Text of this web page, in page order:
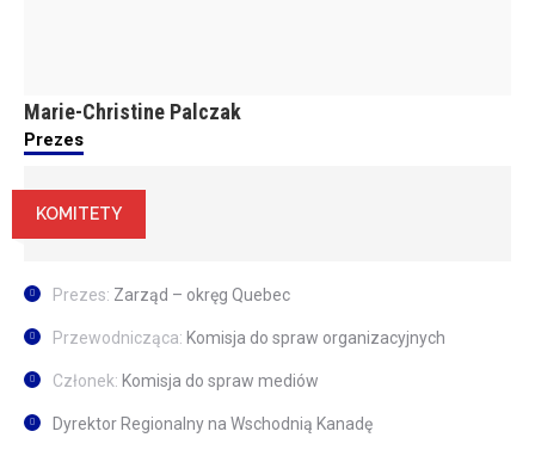
Marie-Christine Palczak
Prezes
KOMITETY
Prezes: Zarząd – okręg Quebec
Przewodnicząca: Komisja do spraw organizacyjnych
Członek: Komisja do spraw mediów
Dyrektor Regionalny na Wschodnią Kanadę